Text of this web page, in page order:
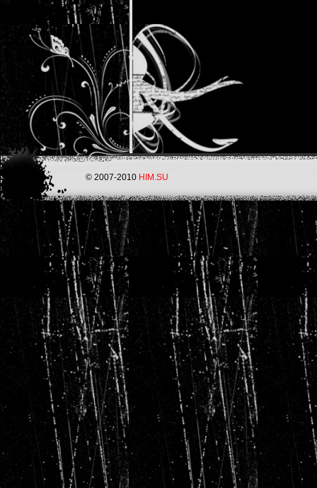
© 2007-2010 HIM.SU